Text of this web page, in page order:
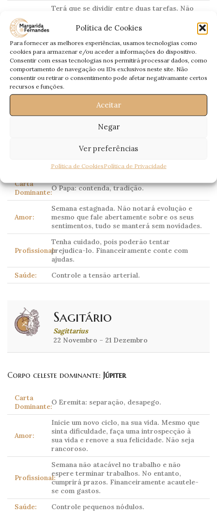
Política de Cookies
Para fornecer as melhores experiências, usamos tecnologias como
cookies para armazenar e/ou aceder a informações do dispositivo.
Consentir com essas tecnologias nos permitirá processar dados, como
comportamento de navegação ou IDs exclusivos neste site. Não
consentir ou retirar o consentimento pode afetar negativamante certos
recursos e funções.
Aceitar
Negar
Ver preferências
Política de CookiesPolítica de Privacidade
Profissional:
Terá que se dividir entre duas tarefas. Não
objectivos. Financeiramente terá entradas
Saúde:
Sujeito a oscilação de peso.
Escorpião
23 Outubro – 21 Novembro
Corpo celeste dominante:Plutão(tradicionalmente
Carta
Dominante:O Papa: contenda, tradição.
Amor:
Semana estagnada. Não notará evolução e
mesmo que fale abertamente sobre os seus
sentimentos, tudo se manterá sem novidades.
Profissional:
Tenha cuidado, pois poderão tentar
prejudica-lo. Financeiramente conte com
ajudas.
Saúde:
Controle a tensão arterial.
Sagitário
Sagittarius
22 Novembro – 21 Dezembro
Corpo celeste dominante: Júpiter
Carta
Dominante:O Eremita: separação, desapego.
Amor:
Inicie um novo ciclo, na sua vida. Mesmo que
sinta dificuldade, faça uma introspecção à
sua vida e renove a sua felicidade. Não seja
rancoroso.
Profissional:
Semana não atacável no trabalho e não
espere terminar trabalhos. No entanto,
cumprirá prazos. Financeiramente acautele-
se com gastos.
Saúde:
Controle pequenos nódulos.